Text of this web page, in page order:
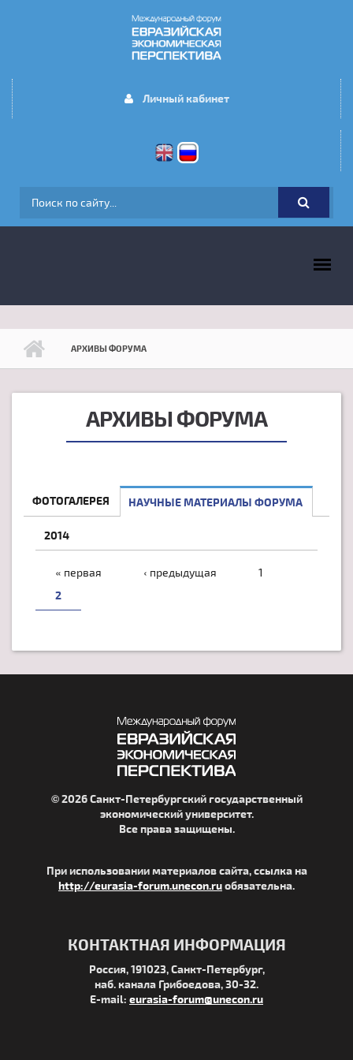
Личный кабинет
ФОРМА ПОИСКА
АРХИВЫ ФОРУМА
АРХИВЫ ФОРУМА
ФОТОГАЛЕРЕЯ НАУЧНЫЕ МАТЕРИАЛЫ ФОРУМА
2014
СТРАНИЦЫ
« первая ‹ предыдущая
1
2
© 2026 Санкт-Петербургский государственный
экономический университет.
Все права защищены.
При использовании материалов сайта, ссылка на
http://eurasia-forum.unecon.ruобязательна.
КОНТАКТНАЯ ИНФОРМАЦИЯ
Россия, 191023, Санкт-Петербург,
наб. канала Грибоедова, 30-32.
E-mail: eurasia-forum@unecon.ru